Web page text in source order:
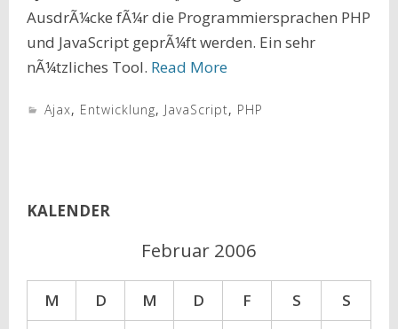
AusdrÃ¼cke fÃ¼r die Programmiersprachen PHP
und JavaScript geprÃ¼ft werden. Ein sehr
nÃ¼tzliches Tool. Read More
Ajax, Entwicklung, JavaScript, PHP
KALENDER
Februar 2006
M D M D F S
S